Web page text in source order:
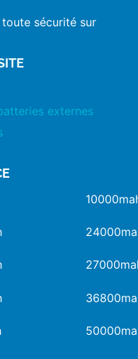
sécurité sur
externes